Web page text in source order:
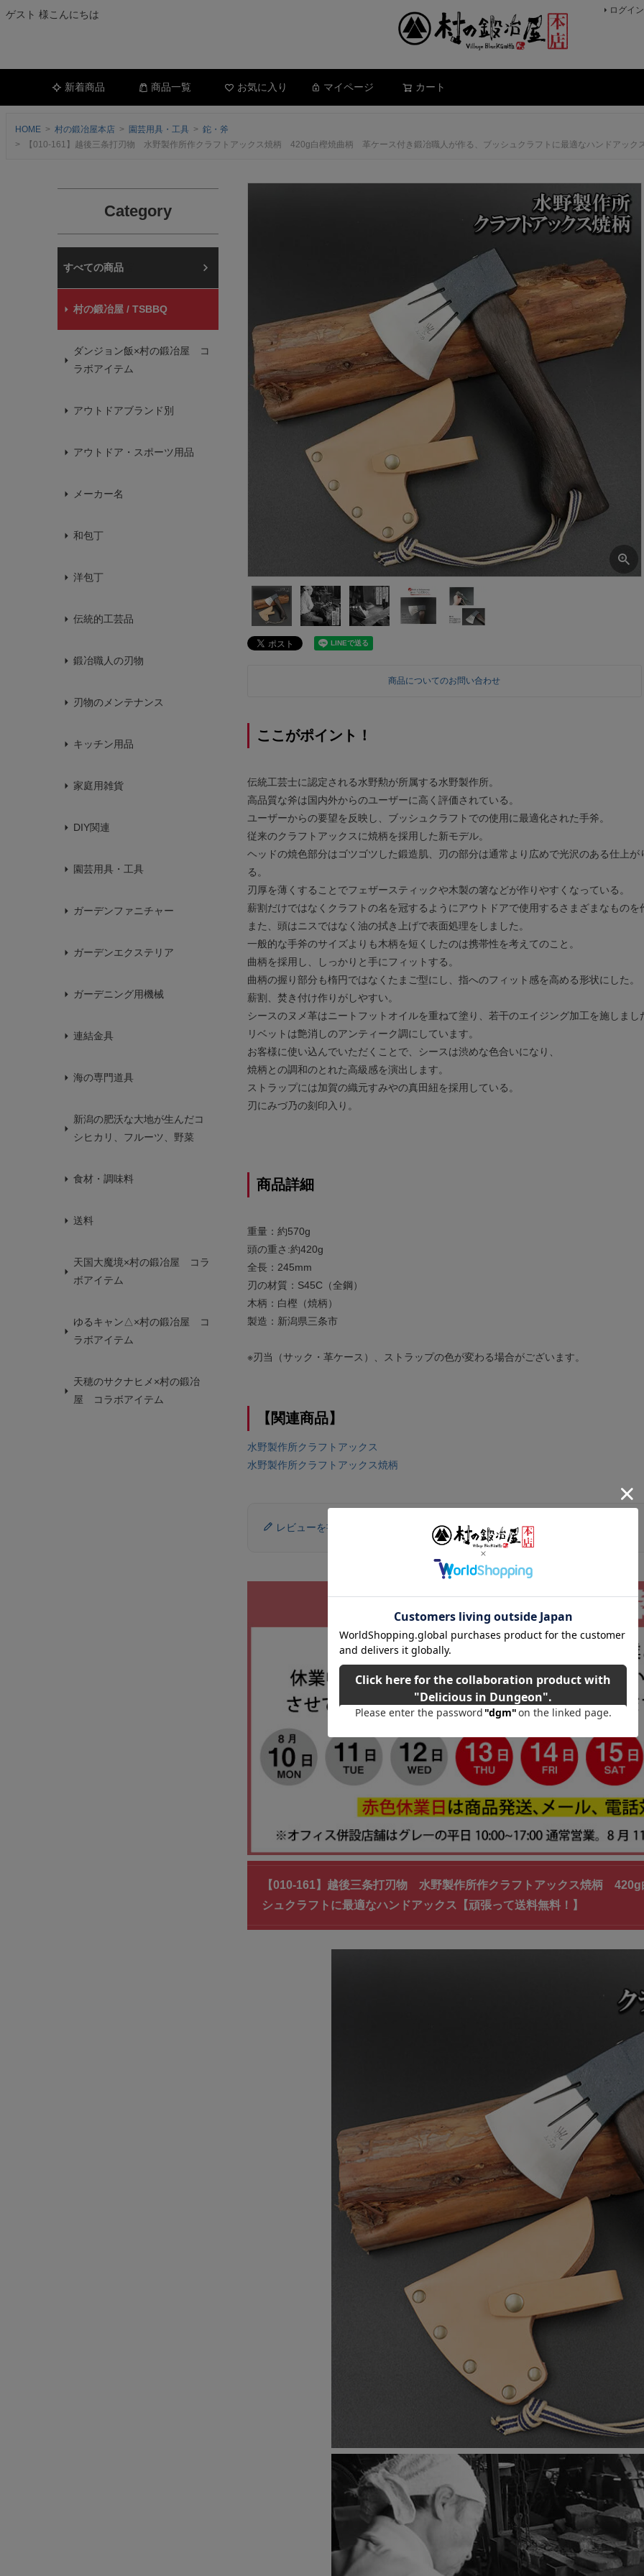
ゲスト 様こんにちは ログイン
新着商品 商品一覧 お気に入り マイページ カート
HOME 村の鍛冶屋本店 園芸用具・工具
鉈・斧
【010-161】越後三条打刃物 水野製作所作クラフトアックス焼柄 420g白樫焼曲柄 革ケース付き鍛冶職人が作る、ブッシュクラフトに最適なハンドアック
Category
村の鍛冶屋本店
村の鍛冶屋 / TSBBQ
ダンジョン飯×村の鍛冶屋 コ
ラボアイテム
アウトドアブランド別
アウトドア・スポーツ用品
メーカー名
和包丁
洋包丁
伝統的工芸品
鍛冶職人の刃物
刃物のメンテナンス
キッチン用品
家庭用雑貨
DIY関連
園芸用具・工具
ガーデンファニチャー
ガーデンエクステリア
ガーデニング用機械
連結金具
海の専門道具
新潟の肥沃な大地が生んだコ
シヒカリ、フルーツ、野菜
食材・調味料
送料
天国大魔境×村の鍛冶屋 コラ
ボアイテム
ゆるキャン△×村の鍛冶屋 コ
ラボアイテム
天穂のサクナヒメ×村の鍛冶
屋 コラボアイテム
商品についてのお問い合わせ
ここがポイント！
伝統工芸士に認定される水野勲が所属する水野製作所。
高品質な斧は国内外からのユーザーに高く評価されている。
ユーザーからの要望を反映し、ブッシュクラフトでの使用に最適化された手斧。
従来のクラフトアックスに焼柄を採用した新モデル。
ヘッドの焼色部分はゴツゴツした鍛造肌、刃の部分は通常より広めで光沢のある仕上
る。
刃厚を薄くすることでフェザースティックや木製の箸などが作りやすくなっている。
薪割だけではなくクラフトの名を冠するようにアウトドアで使用するさまざまなもの
また、頭はニスではなく油の拭き上げで表面処理をしました。
一般的な手斧のサイズよりも木柄を短くしたのは携帯性を考えてのこと。
曲柄を採用し、しっかりと手にフィットする。
曲柄の握り部分も楕円ではなくたまご型にし、指へのフィット感を高める形状にした。
薪割、焚き付け作りがしやすい。
シースのヌメ革はニートフットオイルを重ねて塗り、若干のエイジング加工を施しまし
リベットは艶消しのアンティーク調にしています。
お客様に使い込んでいただくことで、シースは渋めな色合いになり、
焼柄との調和のとれた高級感を演出します。
ストラップには加賀の織元すみやの真田紐を採用している。
刃にみづ乃の刻印入り。
商品詳細
重量：約570g
頭の重さ:約420g
全長：245mm
刃の材質：S45C（全鋼）
木柄：白樫（焼柄）
製造：新潟県三条市
※刃当（サック・革ケース）、ストラップの色が変わる場合がございます。
【関連商品】
水野製作所クラフトアックス
水野製作所クラフトアックス焼柄
レビューを書く
【010-161】越後三条打刃物 水野製作所作クラフトアックス焼柄
シュクラフトに最適なハンドアックス【頑張って送料無料！】